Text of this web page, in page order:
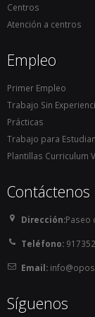
        En Aragón, a partir de la publicación del
regula la
Aragón,
2014, la
Grupo C,
de
plaza sea
    Altura: no hay nada definido.
en el
carnés
Centros
Atención a centros
Empleo
Primer Empleo
Trabajo Sin
Prácticas
Trabajo para
Plantillas Curriculum
Contáctenos
Dirección:Paseo
Teléfono:
Email:
Síguenos